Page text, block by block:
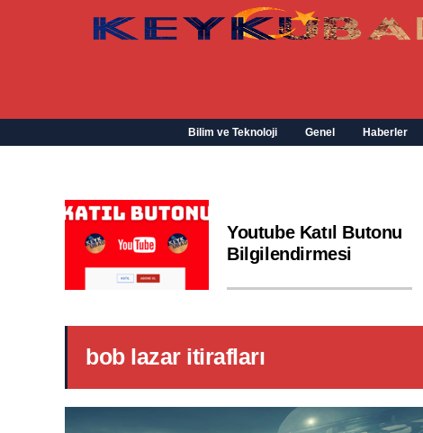
Bilim ve Teknoloji Genel Haberler
Youtube Katıl Butonu
Bilgilendirmesi
bob lazar itirafları